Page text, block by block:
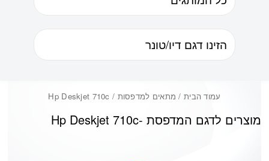
עמוד הבית / מתאים למדפסות / Hp Deskjet 710c
Hp Deskjet 710cמוצרים לדגם המדפסת -